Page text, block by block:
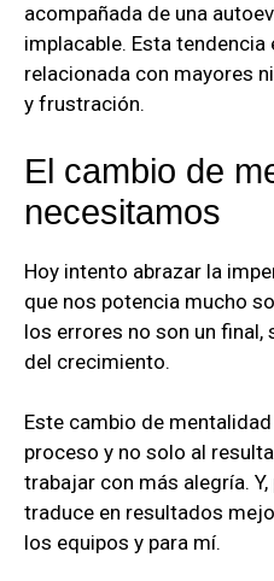
acompañada de una
implacable. Esta
relacionada con mayores
y frustración.
El cambio de
necesitamos
Hoy intento abrazar la
que nos potencia mucho
los errores no son un final,
del crecimiento.
Este cambio de
proceso y no solo al
trabajar con más alegría.
traduce en resultados
los equipos y para mí.